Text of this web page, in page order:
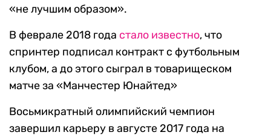
«не лучшим образом».
В феврале 2018 года стало известно, что
спринтер подписал контракт с футбольным
клубом, а до этого сыграл в товарищеском
матче за «Манчестер Юнайтед»
Восьмикратный олимпийский чемпион
завершил карьеру в августе 2017 года на